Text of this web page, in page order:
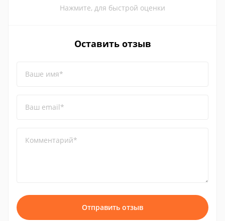
Нажмите, для быстрой оценки
Оставить отзыв
Ваше имя*
Ваш email*
Комментарий*
Отправить отзыв